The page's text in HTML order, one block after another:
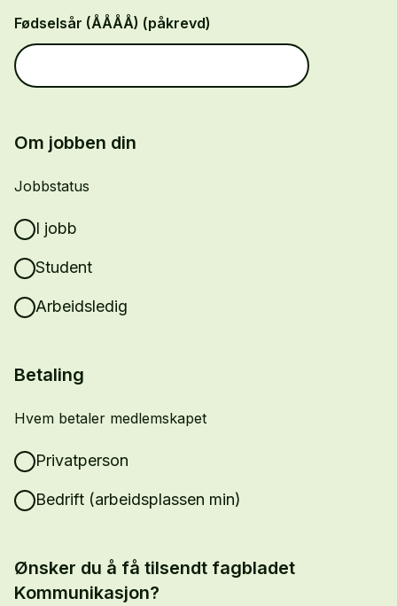
Fødselsår (ÅÅÅÅ) (påkrevd)
Om jobben din
Jobbstatus
I jobb
Student
Arbeidsledig
Betaling
Hvem betaler medlemskapet
Privatperson
Bedrift (arbeidsplassen min)
Ønsker du å få tilsendt fagbladet
Kommunikasjon?